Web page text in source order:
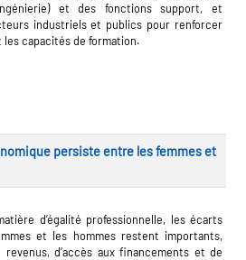
et des fonctions support, et
industriels et publics pour renforcer
capacités de formation.
persiste entre les femmes et
d’égalité professionnelle, les écarts
et les hommes restent importants,
d’accès aux financements et de